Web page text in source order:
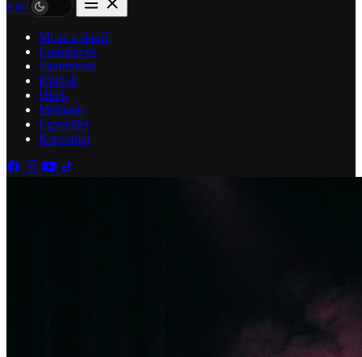
EN
Mi az a slam?
Események
Slammerek
Klubok
Hírek
Médiatár
Egyesület
Kapcsolat